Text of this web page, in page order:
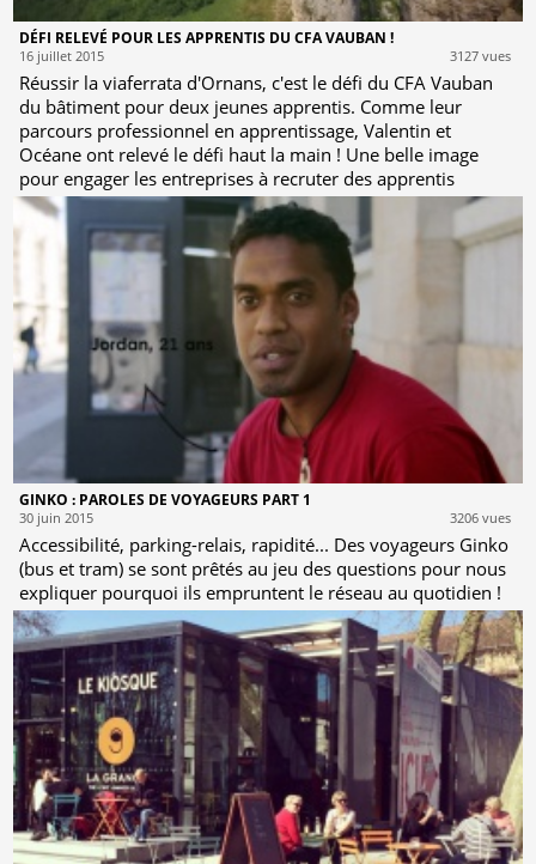
DÉFI RELEVÉ POUR LES APPRENTIS DU CFA VAUBAN !
16 juillet 2015 3127 vues
Réussir la viaferrata d'Ornans, c'est le défi du CFA Vauban
du bâtiment pour deux jeunes apprentis. Comme leur
parcours professionnel en apprentissage, Valentin et
Océane ont relevé le défi haut la main ! Une belle image
pour engager les entreprises à recruter des apprentis
GINKO : PAROLES DE VOYAGEURS PART 1
30 juin 2015 3206 vues
Accessibilité, parking-relais, rapidité... Des voyageurs Ginko
(bus et tram) se sont prêtés au jeu des questions pour nous
expliquer pourquoi ils empruntent le réseau au quotidien !